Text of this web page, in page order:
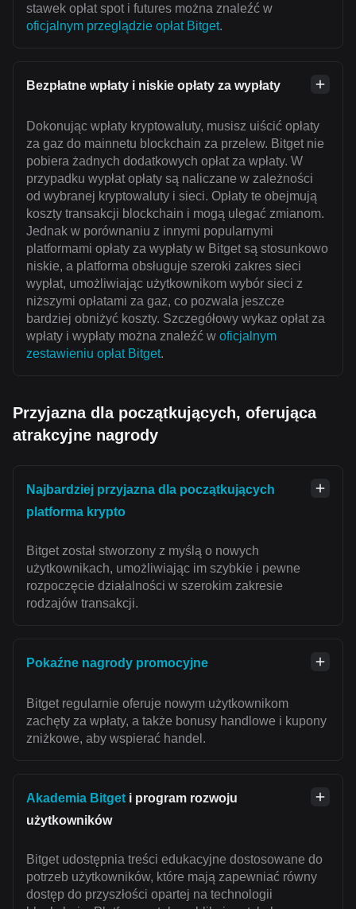
stawek opłat spot i futures można znaleźć w
oficjalnym przeglądzie opłat Bitget.
Bezpłatne wpłaty i niskie opłaty za wypłaty
Dokonując wpłaty kryptowaluty, musisz uiścić opłaty
za gaz do mainnetu blockchain za przelew. Bitget nie
pobiera żadnych dodatkowych opłat za wpłaty. W
przypadku wypłat opłaty są naliczane w zależności
od wybranej kryptowaluty i sieci. Opłaty te obejmują
koszty transakcji blockchain i mogą ulegać zmianom.
Jednak w porównaniu z innymi popularnymi
platformami opłaty za wypłaty w Bitget są stosunkowo
niskie, a platforma obsługuje szeroki zakres sieci
wypłat, umożliwiając użytkownikom wybór sieci z
niższymi opłatami za gaz, co pozwala jeszcze
bardziej obniżyć koszty. Szczegółowy wykaz opłat za
wpłaty i wypłaty można znaleźć w oficjalnym
zestawieniu opłat Bitget.
Przyjazna dla początkujących, oferująca
atrakcyjne nagrody
Najbardziej przyjazna dla początkujących
platforma krypto
Bitget został stworzony z myślą o nowych
użytkownikach, umożliwiając im szybkie i pewne
rozpoczęcie działalności w szerokim zakresie
rodzajów transakcji.
Pokaźne nagrody promocyjne
Bitget regularnie oferuje nowym użytkownikom
zachęty za wpłaty, a także bonusy handlowe i kupony
zniżkowe, aby wspierać handel.
Akademia Bitget i program rozwoju
użytkowników
Bitget udostępnia treści edukacyjne dostosowane do
potrzeb użytkowników, które mają zapewniać równy
dostęp do przyszłości opartej na technologii